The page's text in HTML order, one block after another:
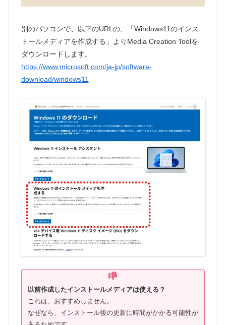
別のパソコンで、以下のURLの、「Windows11のインス
トールメディアを作成する」よりMedia Creation Toolを
ダウンロードします。
https://www.microsoft.com/ja-jp/software-
download/windows11
以前作成したインストールメディアは使える？
これは、おすすめしません。
なぜなら、インストール後の更新に時間がかかる可能性が